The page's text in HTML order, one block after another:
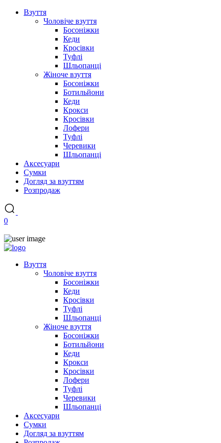
Взуття
Чоловіче взуття
Босоніжки
Кеди
Кросівки
Туфлі
Шльопанці
Жіноче взуття
Босоніжки
Ботильйони
Кеди
Крокси
Кросівки
Лофери
Туфлі
Черевики
Шльопанці
Аксесуари
Сумки
Догляд за взуттям
Розпродаж
0
Взуття
Чоловіче взуття
Босоніжки
Кеди
Кросівки
Туфлі
Шльопанці
Жіноче взуття
Босоніжки
Ботильйони
Кеди
Крокси
Кросівки
Лофери
Туфлі
Черевики
Шльопанці
Аксесуари
Сумки
Догляд за взуттям